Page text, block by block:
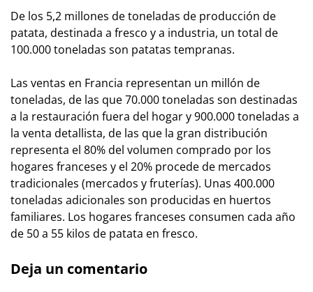
De los 5,2 millones de toneladas de producción de
patata, destinada a fresco y a industria, un total de
100.000 toneladas son patatas tempranas.
Las ventas en Francia representan un millón de
toneladas, de las que 70.000 toneladas son destinadas
a la restauración fuera del hogar y 900.000 toneladas a
la venta detallista, de las que la gran distribución
representa el 80% del volumen comprado por los
hogares franceses y el 20% procede de mercados
tradicionales (mercados y fruterías). Unas 400.000
toneladas adicionales son producidas en huertos
familiares. Los hogares franceses consumen cada año
de 50 a 55 kilos de patata en fresco.
Deja un comentario